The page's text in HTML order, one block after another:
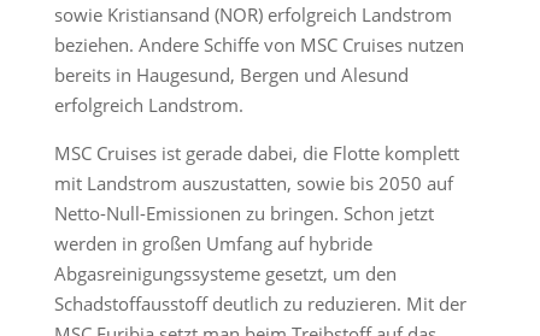
sowie Kristiansand (NOR) erfolgreich Landstrom
beziehen. Andere Schiffe von MSC Cruises nutzen
bereits in Haugesund, Bergen und Alesund
erfolgreich Landstrom.
MSC Cruises ist gerade dabei, die Flotte komplett
mit Landstrom auszustatten, sowie bis 2050 auf
Netto-Null-Emissionen zu bringen. Schon jetzt
werden in großen Umfang auf hybride
Abgasreinigungssysteme gesetzt, um den
Schadstoffausstoff deutlich zu reduzieren. Mit der